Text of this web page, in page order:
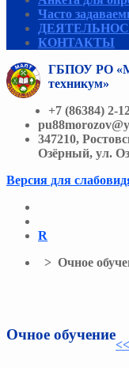
Часто
КОНТАКТЫ
ГБПОУ РО
техникум»
+7 (86384) 2-
347210,
Озёрный, ул.
Версия для
R
> Очное
Очное обучение